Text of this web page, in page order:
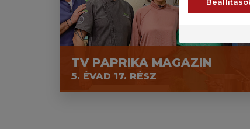
TV PAPRIKA MAGAZIN
5. ÉVAD 17. RÉSZ